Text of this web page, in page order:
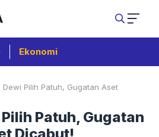
Ekonomi
Dewi Pilih Patuh, Gugatan Aset
Patuh, Gugatan